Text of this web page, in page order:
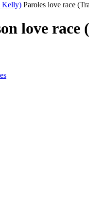
Kelly) Paroles love race
love